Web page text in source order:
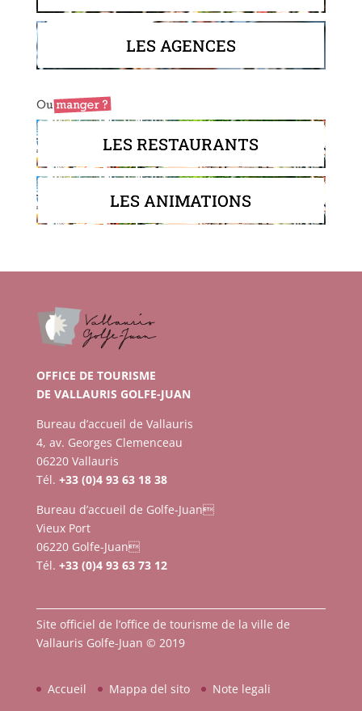
LES AGENCES
LES RESTAURANTS
LES ANIMATIONS
OFFICE DE TOURISME
DE VALLAURIS GOLFE-JUAN
Bureau d’accueil de Vallauris
4, av. Georges Clemenceau
06220 Vallauris
Tél. +33 (0)4 93 63 18 38
Bureau d’accueil de Golfe-Juan
Vieux Port
06220 Golfe-Juan
Tél. +33 (0)4 93 63 73 12
Site officiel de l’office de tourisme de la ville de
Vallauris Golfe-Juan © 2019
Accueil Mappa del sito Note legali